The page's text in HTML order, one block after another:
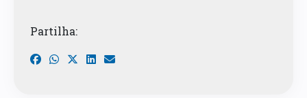
Partilha: